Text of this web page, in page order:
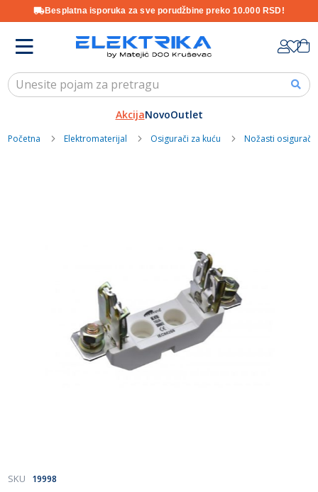
Besplatna isporuka za sve porudžbine preko 10.000 RSD!
Content
AkcijaNovoOutlet
Početna Elektromaterijal Osigurači za kuću Nožasti osigurači
Skip
SKU 19998